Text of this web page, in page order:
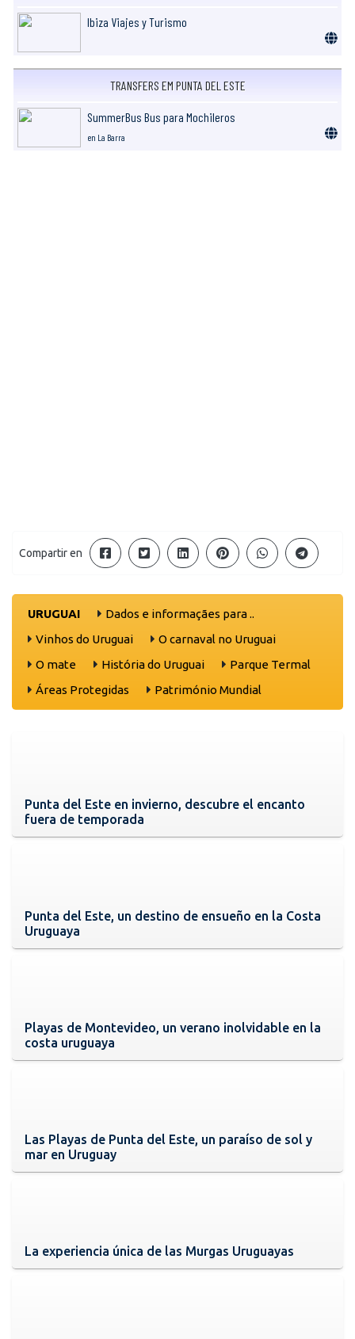
Ibiza Viajes y Turismo
TRANSFERS EM PUNTA DEL ESTE
SummerBus Bus para Mochileros
en La Barra
Compartir en
URUGUAI
Dados e informaçães para ..
Vinhos do Uruguai
O carnaval no Uruguai
O mate
História do Uruguai
Parque Termal
Áreas Protegidas
Património Mundial
Punta del Este en invierno, descubre el encanto
fuera de temporada
Punta del Este, un destino de ensueño en la Costa
Uruguaya
Playas de Montevideo, un verano inolvidable en la
costa uruguaya
Las Playas de Punta del Este, un paraíso de sol y
mar en Uruguay
La experiencia única de las Murgas Uruguayas